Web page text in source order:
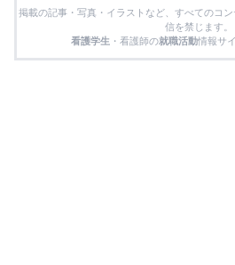
掲載の記事・写真・イラストなど、すべてのコ
信を禁じます。
看護学生 ・看護師の就職活動情報サ